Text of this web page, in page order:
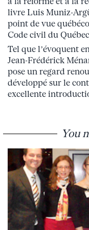
livre Luis Muniz-
point de vue
Code civil du
Tel que l’évoquent
Jean-Frédérick
pose un regard
développé sur le
excellente
You